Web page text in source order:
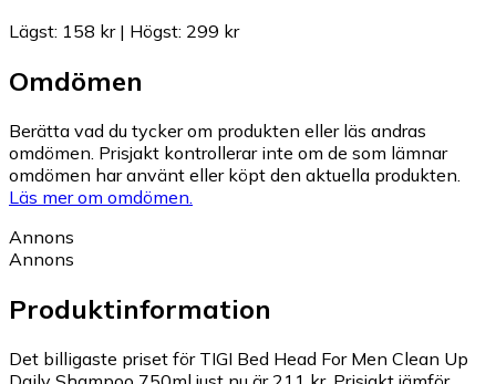
Lägst: 158 kr| Högst: 299 kr
Omdömen
Berätta vad du tycker om produkten eller läs andras
omdömen. Prisjakt kontrollerar inte om de som lämnar
omdömen har använt eller köpt den aktuella produkten.
Läs mer om omdömen.
Annons
Annons
Produktinformation
Det billigaste priset för TIGI Bed Head For Men Clean Up